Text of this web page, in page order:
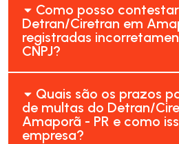
Como posso
Detran/Ciretran em
registradas
CNPJ?
Quais são os prazos
de multas do Detran/
Amaporã - PR e como
empresa?